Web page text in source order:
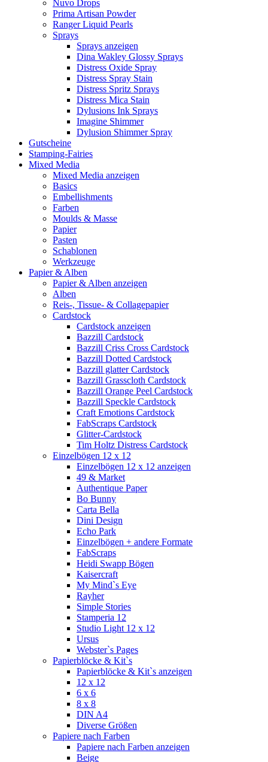
Nuvo Drops
Prima Artisan Powder
Ranger Liquid Pearls
Sprays
Sprays anzeigen
Dina Wakley Glossy Sprays
Distress Oxide Spray
Distress Spray Stain
Distress Spritz Sprays
Distress Mica Stain
Dylusions Ink Sprays
Imagine Shimmer
Dylusion Shimmer Spray
Gutscheine
Stamping-Fairies
Mixed Media
Mixed Media anzeigen
Basics
Embellishments
Farben
Moulds & Masse
Papier
Pasten
Schablonen
Werkzeuge
Papier & Alben
Papier & Alben anzeigen
Alben
Reis-, Tissue- & Collagepapier
Cardstock
Cardstock anzeigen
Bazzill Cardstock
Bazzill Criss Cross Cardstock
Bazzill Dotted Cardstock
Bazzill glatter Cardstock
Bazzill Grasscloth Cardstock
Bazzill Orange Peel Cardstock
Bazzill Speckle Cardstock
Craft Emotions Cardstock
FabScraps Cardstock
Glitter-Cardstock
Tim Holtz Distress Cardstock
Einzelbögen 12 x 12
Einzelbögen 12 x 12 anzeigen
49 & Market
Authentique Paper
Bo Bunny
Carta Bella
Dini Design
Echo Park
Einzelbögen + andere Formate
FabScraps
Heidi Swapp Bögen
Kaisercraft
My Mind`s Eye
Rayher
Simple Stories
Stamperia 12
Studio Light 12 x 12
Ursus
Webster`s Pages
Papierblöcke & Kit`s
Papierblöcke & Kit`s anzeigen
12 x 12
6 x 6
8 x 8
DIN A4
Diverse Größen
Papiere nach Farben
Papiere nach Farben anzeigen
Beige